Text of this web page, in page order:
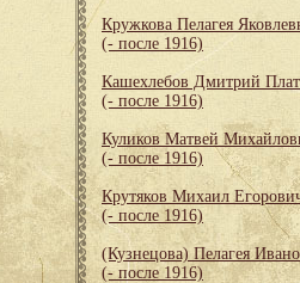
Кружкова Пелагея
(- после 1916)
Кашехлебов Дмитрий
(- после 1916)
Куликов Матвей
(- после 1916)
Крутяков Михаил
(- после 1916)
(Кузнецова) Пелагея
(- после 1916)